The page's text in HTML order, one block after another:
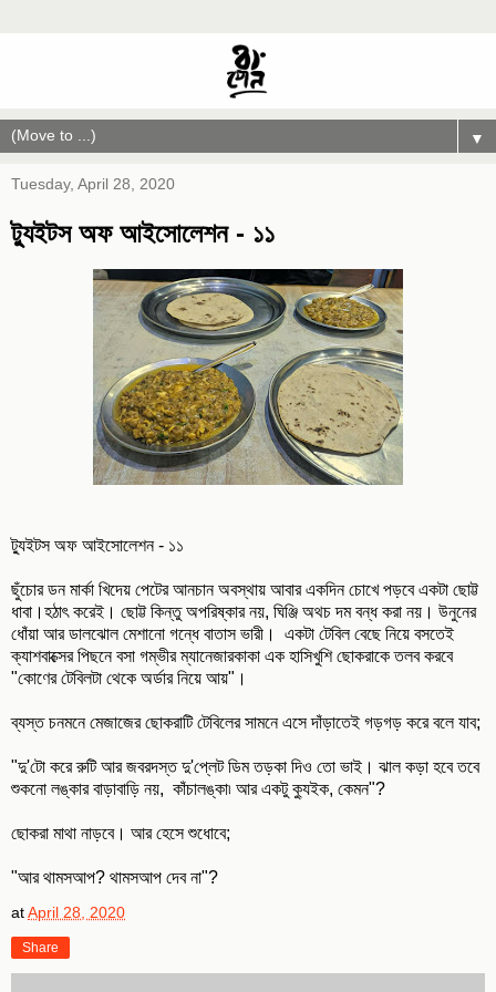
▼
Tuesday, April 28, 2020
ট্যুইটস অফ আইসোলেশন - ১১
ট্যুইটস অফ আইসোলেশন - ১১
ছুঁচোর ডন মার্কা খিদেয় পেটের আনচান অবস্থায় আবার একদিন চোখে পড়বে একটা ছোট্ট
ধাবা।হঠাৎ করেই। ছোট্ট কিন্তু অপরিষ্কার নয়, ঘিঞ্জি অথচ দম বন্ধ করা নয়। উনুনের
ধোঁয়া আর ডালঝোল মেশানো গন্ধে বাতাস ভারী। একটা টেবিল বেছে নিয়ে বসতেই
ক্যাশবাক্সের পিছনে বসা গম্ভীর ম্যানেজারকাকা এক হাসিখুশি ছোকরাকে তলব করবে
"কোণের টেবিলটা থেকে অর্ডার নিয়ে আয়"।
ব্যস্ত চনমনে মেজাজের ছোকরাটি টেবিলের সামনে এসে দাঁড়াতেই গড়গড় করে বলে যাব;
"দু'টো করে রুটি আর জবরদস্ত দু'প্লেট ডিম তড়কা দিও তো ভাই। ঝাল কড়া হবে তবে
শুকনো লঙ্কার বাড়াবাড়ি নয়, কাঁচালঙ্কা৷ আর একটু ক্যুইক, কেমন"?
ছোকরা মাথা নাড়বে। আর হেসে শুধোবে;
"আর থামসআপ? থামসআপ দেব না"?
atApril 28, 2020
Share